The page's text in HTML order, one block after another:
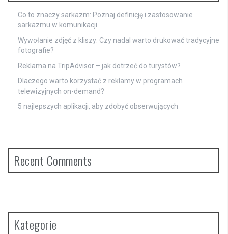
Co to znaczy sarkazm: Poznaj definicję i zastosowanie
sarkazmu w komunikacji
Wywołanie zdjęć z kliszy: Czy nadal warto drukować tradycyjne
fotografie?
Reklama na TripAdvisor – jak dotrzeć do turystów?
Dlaczego warto korzystać z reklamy w programach
telewizyjnych on-demand?
5 najlepszych aplikacji, aby zdobyć obserwujących
Recent Comments
Kategorie